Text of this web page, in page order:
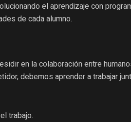
el aprendizaje con
de cada alumno.
en la colaboración entre
debemos aprender a trabajar
trabajo.